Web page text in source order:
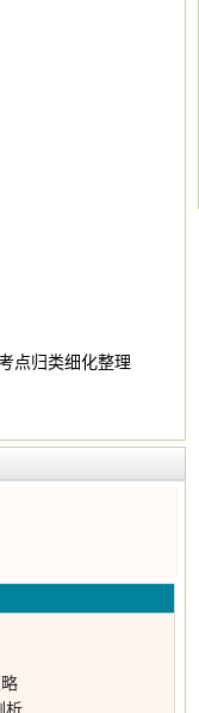
点归类细化整理